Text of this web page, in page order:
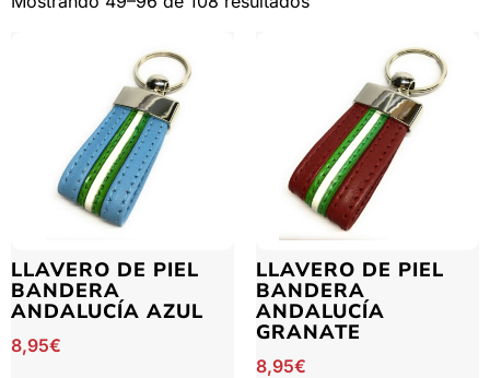
LLAVERO DE PIEL
BANDERA
ANDALUCÍA AZUL
8,95€
LLAVERO DE PIEL
BANDERA
ANDALUCÍA
GRANATE
8,95€